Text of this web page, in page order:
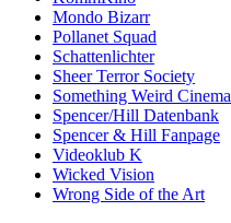
Mondo Bizarr
Pollanet Squad
Schattenlichter
Sheer Terror Society
Something Weird Cinema
Spencer/Hill Datenbank
Spencer & Hill Fanpage
Videoklub K
Wicked Vision
Wrong Side of the Art